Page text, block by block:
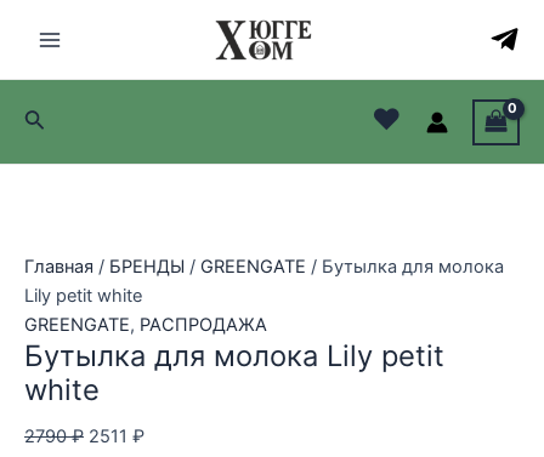
Menu
Поиск ♥
Распродажа!
Главная / БРЕНДЫ / GREENGATE / Бутылка для молока
Lily petit white
GREENGATE, РАСПРОДАЖА
Бутылка для молока Lily petit
white
2790₽ Первоначальная
2511 ₽Текущая
Распродажа!
Распродажа!